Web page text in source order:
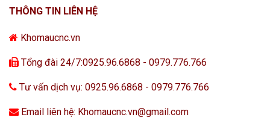
THÔNG TIN LIÊN HỆ
Khomaucnc.vn
Tổng đài 24/7:0925.96.6868 - 0979.776.766
Tư vấn dịch vụ: 0925.96.6868 - 0979.776.766
Email liên hệ: Khomaucnc.vn@gmail.com